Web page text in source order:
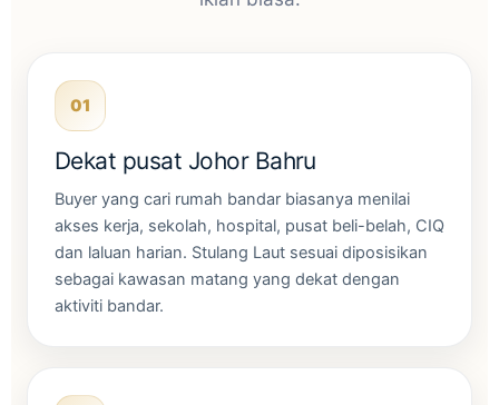
01
Dekat pusat Johor Bahru
Buyer yang cari rumah bandar biasanya menilai
akses kerja, sekolah, hospital, pusat beli-belah, CIQ
dan laluan harian. Stulang Laut sesuai diposisikan
sebagai kawasan matang yang dekat dengan
aktiviti bandar.